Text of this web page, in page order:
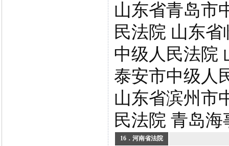
山东省青岛市
民法院 山东
中级人民法院
泰安市中级人
山东省滨州市
民法院 青岛
16．河南省法院